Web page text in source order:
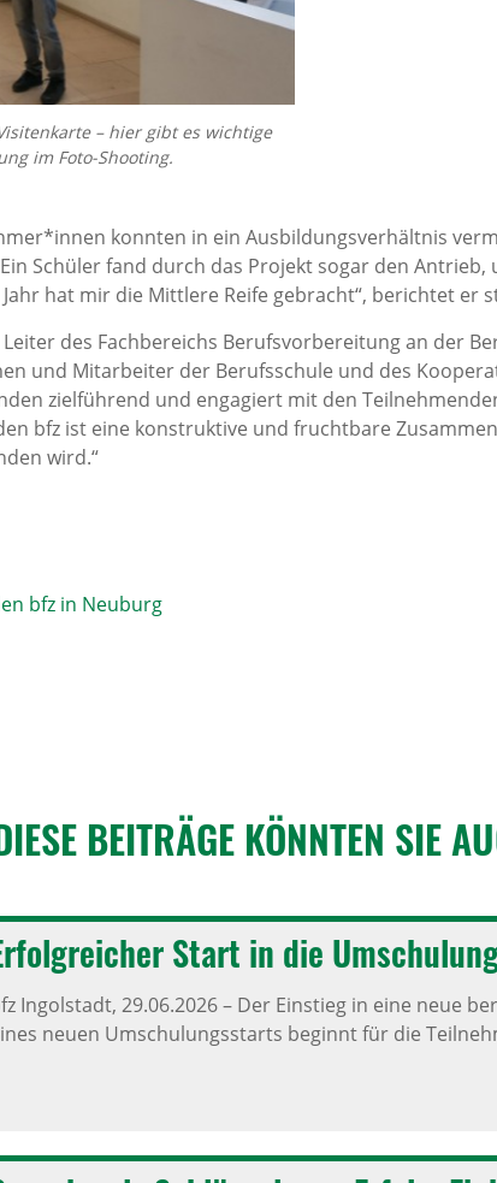
– hier gibt es wichtige
im Foto-Shooting.
konnten in ein Ausbildungsverhältnis
Schüler fand durch das Projekt sogar den
Jahr hat mir die Mittlere Reife gebracht“, berichtet er
des Fachbereichs Berufsvorbereitung an der
und Mitarbeiter der Berufsschule und des
zielführend und engagiert mit den
bfz ist eine konstruktive und fruchtbare
wird.“
bfz in Neuburg
BEITRÄGE KÖNNTEN SIE
Start in die
Ingolstadt, 29.06.2026–Der Einstieg in eine neue
neuen Umschulungsstarts beginnt für die